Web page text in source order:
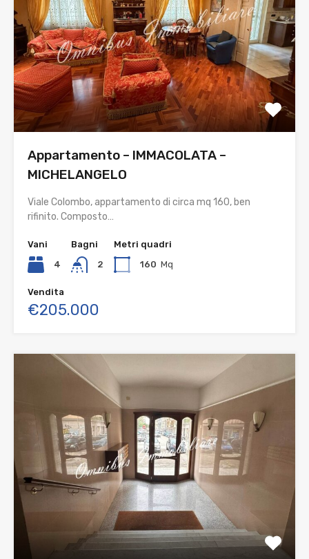
Appartamento – IMMACOLATA –
MICHELANGELO
Viale Colombo, appartamento di circa mq 160, ben
rifinito. Composto…
Vani
4
Bagni
2
Metri quadri
160 Mq
Vendita
€205.000